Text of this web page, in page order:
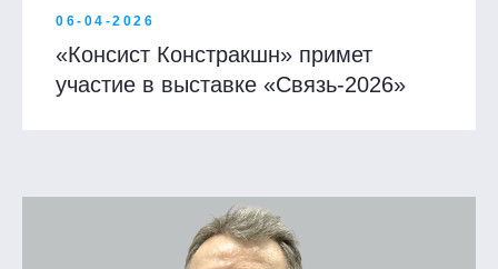
06-04-2026
«Консист Констракшн» примет
участие в выставке «Связь-2026»